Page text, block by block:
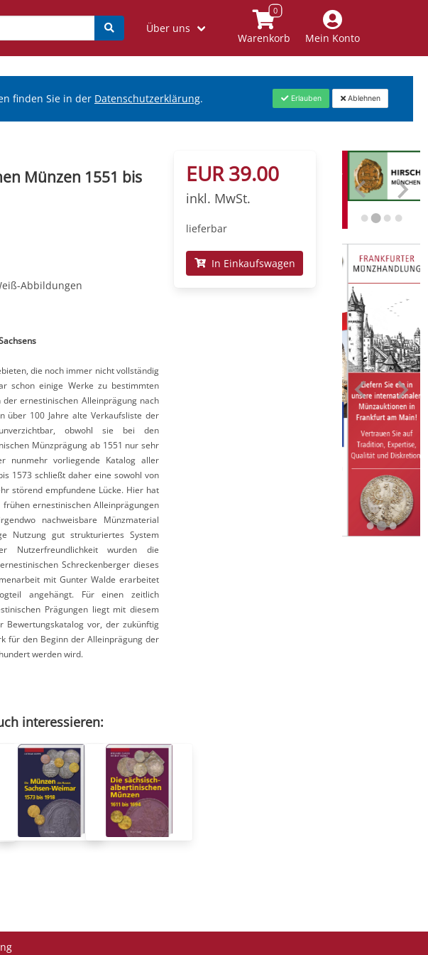
Über uns
Warenkorb Mein Konto
finden Sie in der Datenschutzerklärung. Erlauben Ablehnen
Münzen 1551 bis
Abbildungen
die noch immer nicht vollständig
schon einige Werke zu bestimmten
ernestinischen Alleinprägung nach
über 100 Jahre alte Verkaufsliste der
obwohl sie bei den
Münzprägung ab 1551 nur sehr
nunmehr vorliegende Katalog aller
1573 schließt daher eine sowohl von
störend empfundene Lücke. Hier hat
ernestinischen Alleinprägungen
nachweisbare Münzmaterial
Nutzung gut strukturiertes System
Nutzerfreundlichkeit wurden die
Schreckenberger dieses
mit Gunter Walde erarbeitet
angehängt. Für einen zeitlich
Prägungen liegt mit diesem
Bewertungskatalog vor, der zukünftig
für den Beginn der Alleinprägung der
werden wird.
interessieren:
EUR 39.00
inkl. MwSt.
lieferbar
In Einkaufswagen